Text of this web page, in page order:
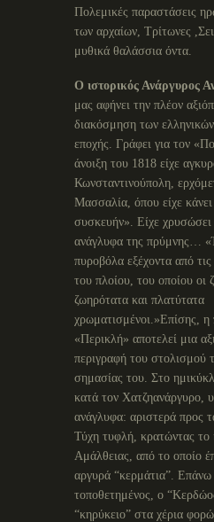
Πολεμικές παραστάσεις
των αρχαίων, Τρίτωνες
μυθικά θαλάσσια όντα.
Ο ιστορικός Ανάργυρος
μας αφήνει την πλέον
διακόσμηση των
εποχής. Γράφει για τον
άνοιξη του 1818 είχε
Κωνσταντινούπολη,
Μασσαλία, όπου είχε
συσκευήν». Είχε
ανάγλυφα της πρύμνης…
πυροβόλα εξέχοντα από
του πλοίου, του οποίου οι
ζωηρότατα και πλατύτατα
χρωματισμένοι.»Επίσης, η
«Περικλή» αποτελεί μια
περιγραφή του στολισμού
σημασίας του. Στο
κατά τον Χατζηανάργυρο,
ανάγλυφα: αριστερά προς
Τύχη τυφλή, κρατώντας το
Αμάλθειας, από το οποίο
αργυρά “κερμάτια”.
τοποθετημένος, ο
“κηρύκειο” στα χέρια